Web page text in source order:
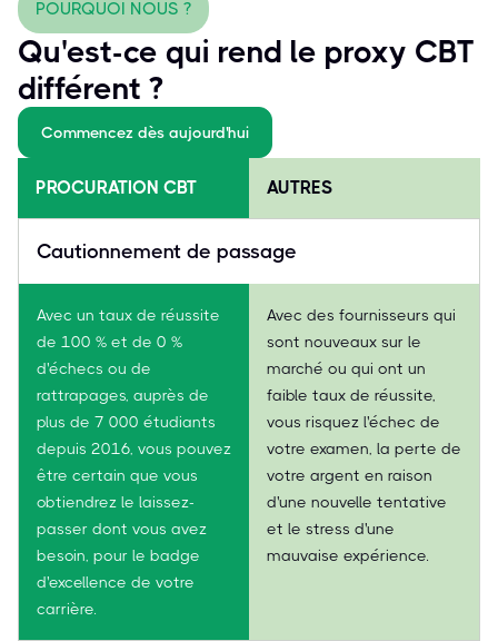
POURQUOI NOUS ?
Qu'est-ce qui rend le proxy CBT
différent ?
Commencez dès aujourd'hui
PROCURATION CBT AUTRES
Cautionnement de passage
Avec un taux de réussite
de 100 % et de 0 %
d'échecs ou de
rattrapages, auprès de
plus de 7 000 étudiants
depuis 2016, vous pouvez
être certain que vous
obtiendrez le laissez-
passer dont vous avez
besoin, pour le badge
d'excellence de votre
carrière.
Avec des fournisseurs qui
sont nouveaux sur le
marché ou qui ont un
faible taux de réussite,
vous risquez l'échec de
votre examen, la perte de
votre argent en raison
d'une nouvelle tentative
et le stress d'une
mauvaise expérience.